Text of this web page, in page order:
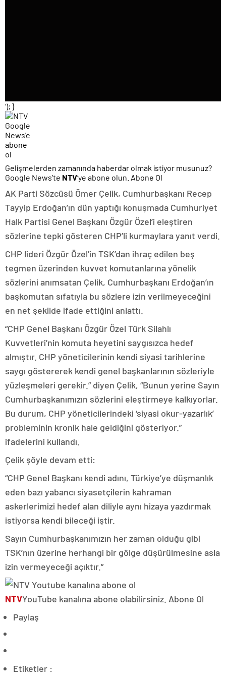
‘); }
Gelişmelerden zamanında haberdar olmak istiyor musunuz?
Google News’te NTV‘ye abone olun. Abone Ol
AK Parti Sözcüsü Ömer Çelik, Cumhurbaşkanı Recep
Tayyip Erdoğan’ın dün yaptığı konuşmada Cumhuriyet
Halk Partisi Genel Başkanı Özgür Özel’i eleştiren
sözlerine tepki gösteren CHP’li kurmaylara yanıt verdi.
CHP lideri Özgür Özel’in TSK’dan ihraç edilen beş
tegmen üzerinden kuvvet komutanlarına yönelik
sözlerini anımsatan Çelik, Cumhurbaşkanı Erdoğan’ın
başkomutan sıfatıyla bu sözlere izin verilmeyeceğini
en net şekilde ifade ettiğini anlattı.
“CHP Genel Başkanı Özgür Özel Türk Silahlı
Kuvvetleri’nin komuta heyetini saygısızca hedef
almıştır. CHP yöneticilerinin kendi siyasi tarihlerine
saygı göstererek kendi genel başkanlarının sözleriyle
yüzleşmeleri gerekir.” diyen Çelik, “Bunun yerine Sayın
Cumhurbaşkanımızın sözlerini eleştirmeye kalkıyorlar.
Bu durum, CHP yöneticilerindeki ‘siyasi okur-yazarlık’
probleminin kronik hale geldiğini gösteriyor.”
ifadelerini kullandı.
Çelik şöyle devam etti:
“CHP Genel Başkanı kendi adını, Türkiye’ye düşmanlık
eden bazı yabancı siyasetçilerin kahraman
askerlerimizi hedef alan diliyle aynı hizaya yazdırmak
istiyorsa kendi bileceği iştir.
Sayın Cumhurbaşkanımızın her zaman olduğu gibi
TSK’nın üzerine herhangi bir gölge düşürülmesine asla
izin vermeyeceği açıktır.”
NTVYouTube kanalına abone olabilirsiniz. Abone Ol
Paylaş
Etiketler :